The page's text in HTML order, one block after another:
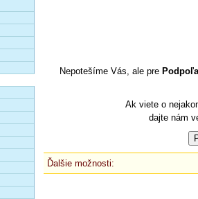
Nepotešíme Vás, ale pre
Ak viete o
dajte nám
Ďalšie možnosti: